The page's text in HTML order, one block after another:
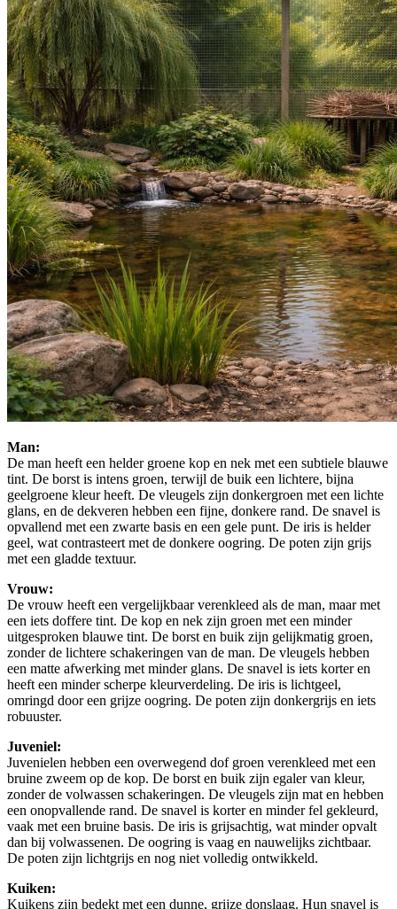
Man:
De man heeft een helder groene kop en nek met een subtiele blauwe
tint. De borst is intens groen, terwijl de buik een lichtere, bijna
geelgroene kleur heeft. De vleugels zijn donkergroen met een lichte
glans, en de dekveren hebben een fijne, donkere rand. De snavel is
opvallend met een zwarte basis en een gele punt. De iris is helder
geel, wat contrasteert met de donkere oogring. De poten zijn grijs
met een gladde textuur.
Vrouw:
De vrouw heeft een vergelijkbaar verenkleed als de man, maar met
een iets doffere tint. De kop en nek zijn groen met een minder
uitgesproken blauwe tint. De borst en buik zijn gelijkmatig groen,
zonder de lichtere schakeringen van de man. De vleugels hebben
een matte afwerking met minder glans. De snavel is iets korter en
heeft een minder scherpe kleurverdeling. De iris is lichtgeel,
omringd door een grijze oogring. De poten zijn donkergrijs en iets
robuuster.
Juveniel:
Juvenielen hebben een overwegend dof groen verenkleed met een
bruine zweem op de kop. De borst en buik zijn egaler van kleur,
zonder de volwassen schakeringen. De vleugels zijn mat en hebben
een onopvallende rand. De snavel is korter en minder fel gekleurd,
vaak met een bruine basis. De iris is grijsachtig, wat minder opvalt
dan bij volwassenen. De oogring is vaag en nauwelijks zichtbaar.
De poten zijn lichtgrijs en nog niet volledig ontwikkeld.
Kuiken:
Kuikens zijn bedekt met een dunne, grijze donslaag. Hun snavel is